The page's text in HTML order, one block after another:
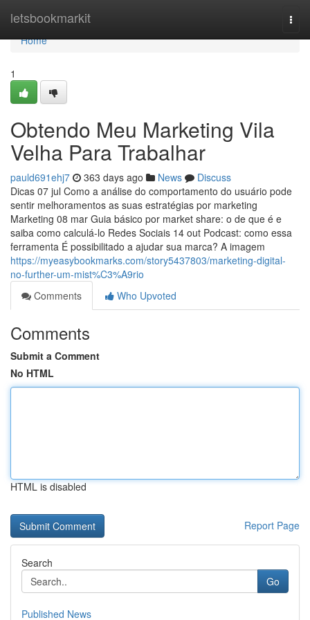
letsbookmarkit
Home
Home
1
Obtendo Meu Marketing Vila
Velha Para Trabalhar
pauld691ehj7 363 days ago News
Discuss
Dicas 07 jul Como a análise do comportamento do usuário pode
sentir melhoramentos as suas estratégias por marketing
Marketing 08 mar Guia básico por market share: o de que é e
saiba como calculá-lo Redes Sociais 14 out Podcast: como essa
ferramenta É possibilitado a ajudar sua marca? A imagem
https://myeasybookmarks.com/story5437803/marketing-digital-
no-further-um-mist%C3%A9rio
Comments
Who Upvoted
Comments
Submit a Comment
No HTML
HTML is disabled
Report Page
Search
Go
Published News